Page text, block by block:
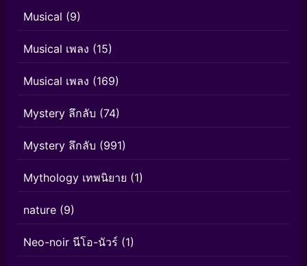
Musical (9)
Musical เพลง (15)
Musical เพลง (169)
Mystery ลึกลับ (74)
Mystery ลึกลับ (991)
Mythology เทพนิยาย (1)
nature (9)
Neo-noir นีโอ-นัวร์ (1)